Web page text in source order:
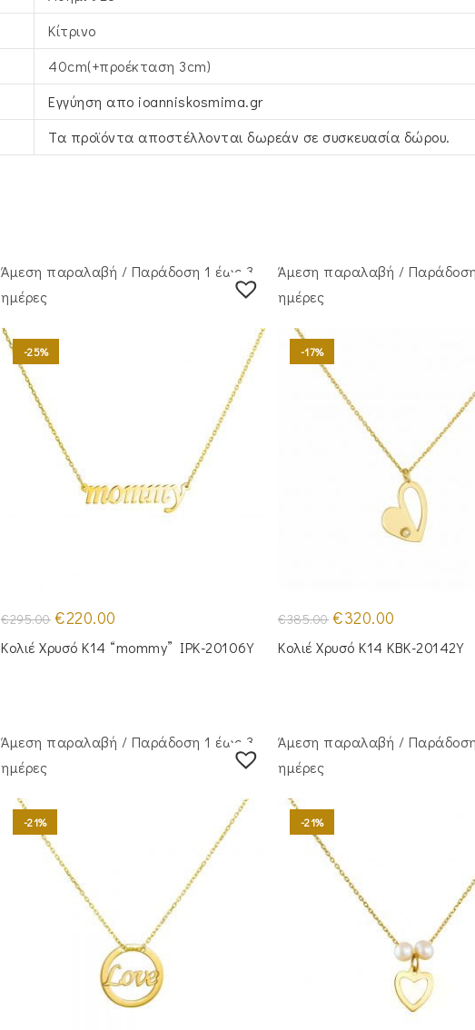
Κίτρινο
40cm(+προέκταση 3cm)
Εγγύηση απο ioanniskosmima.gr
Τα προϊόντα αποστέλλονται δωρεάν σε συσκευασία δώρου.
Άμεση παραλαβή / Παράδoση 1 έως 3
ημέρες
-25%
€295.00 Original
price
was:
€295.00.
€220.00
είναι:
Κολιέ Χρυσό Κ14 “mommy” IPK-20106Y
Άμεση παραλαβή /
ημέρες
-17%
€385.00 Original
price
was:
€385.00.
€320.00
τιμή
είναι:
Κολιέ Χρυσό Κ14 KBK-20142Y
Άμεση παραλαβή / Παράδoση 1 έως 3
ημέρες
-21%
Άμεση παραλαβή /
ημέρες
-21%